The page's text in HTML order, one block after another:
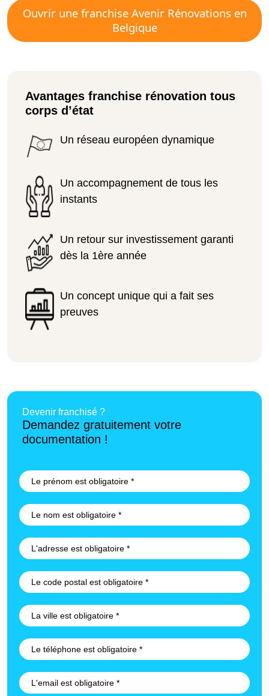
Ouvrir une franchise Avenir Rénovations en
Belgique
Avantages franchise rénovation tous
corps d’état
Un réseau européen dynamique
Un accompagnement de tous les
instants
Un retour sur investissement garanti
dès la 1ère année
Un concept unique qui a fait ses
preuves
Devenir franchisé ?
Demandez gratuitement votre
documentation !